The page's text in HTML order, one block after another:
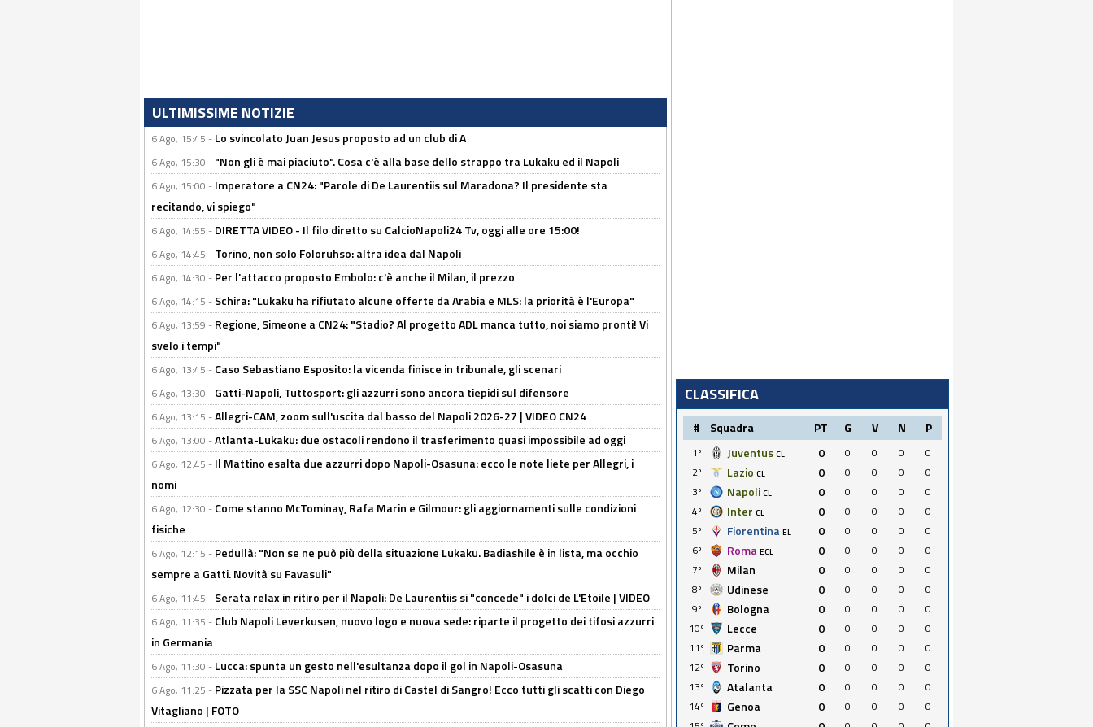
ULTIMISSIME NOTIZIE
6 Ago, 15:45 - Lo svincolato Juan Jesus proposto ad un club di A
6 Ago, 15:30 - "Non gli è mai piaciuto". Cosa c'è alla base dello strappo tra Lukaku ed il Napoli
6 Ago, 15:00 - Imperatore a CN24: "Parole di De Laurentiis sul Maradona? Il presidente sta
recitando, vi spiego"
6 Ago, 14:55 - DIRETTA VIDEO - Il filo diretto su CalcioNapoli24 Tv, oggi alle ore 15:00!
6 Ago, 14:45 - Torino, non solo Foloruhso: altra idea dal Napoli
6 Ago, 14:30 - Per l'attacco proposto Embolo: c'è anche il Milan, il prezzo
6 Ago, 14:15 - Schira: "Lukaku ha rifiutato alcune offerte da Arabia e MLS: la priorità è l'Europa"
6 Ago, 13:59 - Regione, Simeone a CN24: "Stadio? Al progetto ADL manca tutto, noi siamo pronti! Vi
svelo i tempi"
6 Ago, 13:45 - Caso Sebastiano Esposito: la vicenda finisce in tribunale, gli scenari
6 Ago, 13:30 - Gatti-Napoli, Tuttosport: gli azzurri sono ancora tiepidi sul difensore
6 Ago, 13:15 -Allegri-CAM, zoom sull'uscita dal basso del Napoli 2026-27 | VIDEO CN24
6 Ago, 13:00 -Atlanta-Lukaku: due ostacoli rendono il trasferimento quasi impossibile ad oggi
6 Ago, 12:45 - Il Mattino esalta due azzurri dopo Napoli-Osasuna: ecco le note liete per Allegri, i
nomi
6 Ago, 12:30 - Come stanno McTominay, Rafa Marin e Gilmour: gli aggiornamenti sulle condizioni
fisiche
6 Ago, 12:15 - Pedullà: "Non se ne può più della situazione Lukaku. Badiashile è in lista, ma occhio
sempre a Gatti. Novità su Favasuli"
6 Ago, 11:45 - Serata relax in ritiro per il Napoli: De Laurentiis si "concede" i dolci de L'Etoile | VIDEO
6 Ago, 11:35 - Club Napoli Leverkusen, nuovo logo e nuova sede: riparte il progetto dei tifosi azzurri
in Germania
6 Ago, 11:30 - Lucca: spunta un gesto nell'esultanza dopo il gol in Napoli-Osasuna
6 Ago, 11:25 - Pizzata per la SSC Napoli nel ritiro di Castel di Sangro! Ecco tutti gli scatti con Diego
Vitagliano | FOTO
CLASSIFICA
# Squadra PT G V N P
1º Juventus CL 0 0 0 0
0
2º
Lazio CL 0 0 0 0
0
3º
Napoli CL 0 0 0 0
0
4º
Inter CL 0 0 0 0
0
5º
Fiorentina EL 0 0 0 0
0
6º
Roma ECL 0 0 0 0
0
7º
Milan 0 0 0 0
0
8º
Udinese 0 0 0 0
0
9º
Bologna 0 0 0 0
0
10º
Lecce 0 0 0 0
0
11º
Parma 0 0 0 0
0
12º
Torino 0 0 0 0
0
13º
Atalanta 0 0 0 0
0
14º
Genoa 0 0 0 0
0